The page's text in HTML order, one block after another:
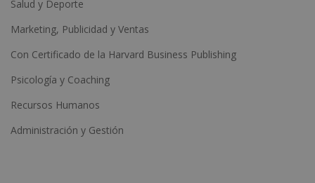
Salud y Deporte
Marketing, Publicidad y Ventas
Con Certificado de la Harvard Business Publishing
Psicología y Coaching
Recursos Humanos
Administración y Gestión